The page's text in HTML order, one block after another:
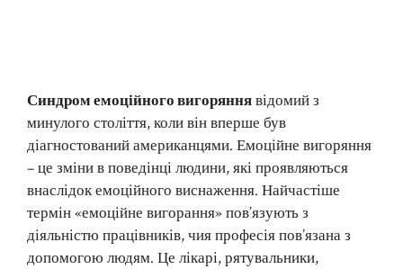
Синдром емоційного вигоряннявідомий з
минулого століття, коли він вперше був
діагностований американцями. Емоційне вигоряння
– це зміни в поведінці людини, які проявляються
внаслідок емоційного виснаження. Найчастіше
термін «емоційне вигорання» пов’язують з
діяльністю працівників, чия професія пов’язана з
допомогою людям. Це лікарі, рятувальники,